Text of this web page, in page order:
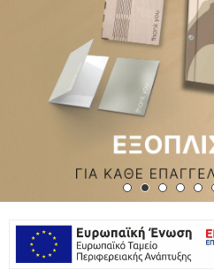
ΑΡΧΕΙΟΘΕΤΗΣΗ
ΕΙΔΗ ΓΡΑΦΕΙΟΥ
ΤΕΧΝΟΛΟΓΙΑ
ΕΠΑΓΓΕΛΜΑΤΙΚΑ
ΔΩΡΑ - ΔΙΑΚΟΣΜΗΣΗ
ΠΑΙΧΝΙΔΙΑ